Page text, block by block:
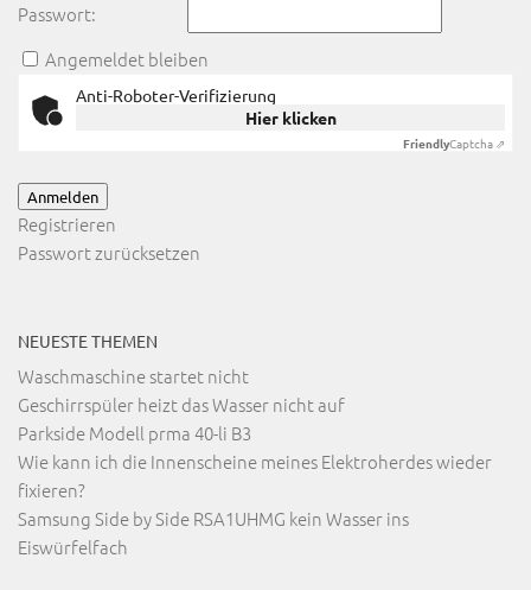
Passwort:
Angemeldet bleiben
Anti-Roboter-Verifizierung
Hier klicken
FriendlyCaptcha ⇗
Anmelden
Registrieren
Passwort zurücksetzen
NEUESTE THEMEN
Waschmaschine startet nicht
Geschirrspüler heizt das Wasser nicht auf
Parkside Modell prma 40-li B3
Wie kann ich die Innenscheine meines Elektroherdes wieder
fixieren?
Samsung Side by Side RSA1UHMG kein Wasser ins
Eiswürfelfach